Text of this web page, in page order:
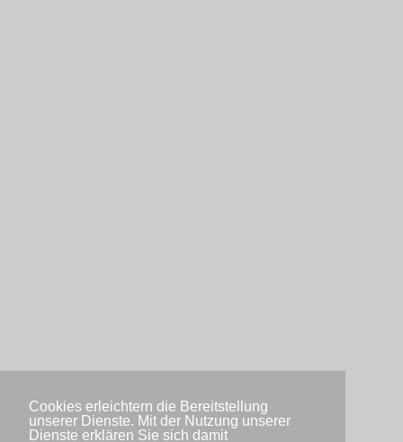
Cookies erleichtern die Bereitstellung
unserer Dienste. Mit der Nutzung unserer
Dienste erklären Sie sich damit